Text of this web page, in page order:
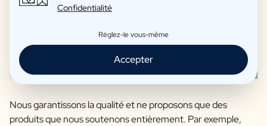
Nous garantissons la qualité et ne proposons que des
produits que nous soutenons entièrement. Par exemple,
Confidentialité
Réglez-le vous-même
Accepter